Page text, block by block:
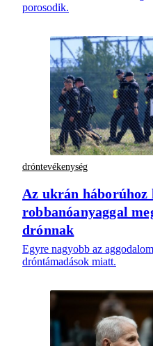
porosodik.
dróntevékenység
Az ukrán háborúhoz
robbanóanyaggal
drónnak
Egyre nagyobb az
dróntámadások miatt.